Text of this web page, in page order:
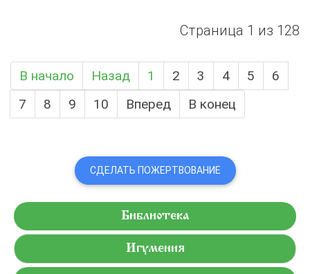
Страница 1 из 128
В начало Назад 1 2 3 4 5
6
7
8 9 10 Вперед В конец
СДЕЛАТЬ ПОЖЕРТВОВАНИЕ
Библиотека
Игумения